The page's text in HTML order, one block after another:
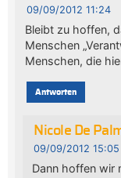
09/09/2012 11:24
Bleibt zu hoffen,
Menschen
Menschen, die
Antworten
Nicole De
09/09/2012 15:05
Dann hoffen wir